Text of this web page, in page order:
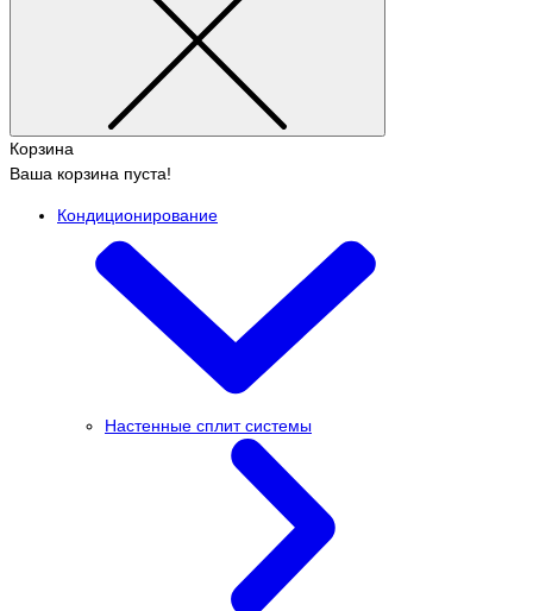
Корзина
Ваша корзина пуста!
Кондиционирование
Настенные сплит системы